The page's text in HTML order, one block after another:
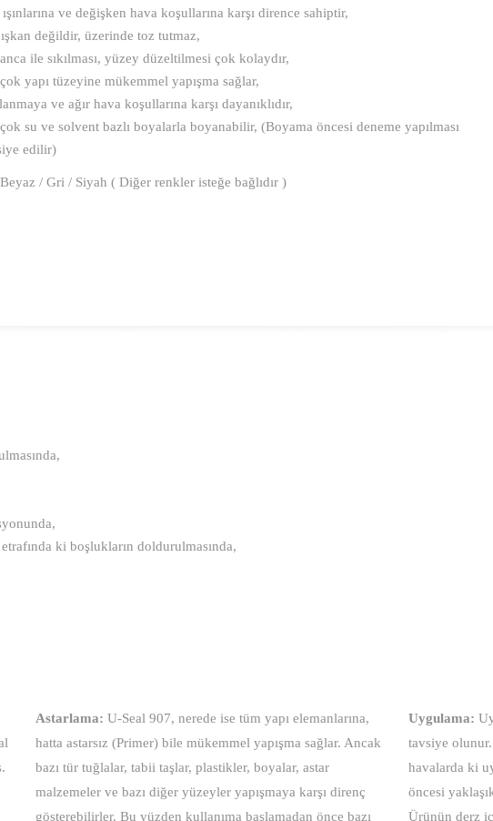
ve değişken hava koşullarına karşı dirence sahiptir,
değildir, üzerinde toz tutmaz,
ile sıkılması, yüzey düzeltilmesi çok kolaydır,
yapı tüzeyine mükemmel yapışma sağlar,
ve ağır hava koşullarına karşı dayanıklıdır,
su ve solvent bazlı boyalarla boyanabilir, (Boyama öncesi deneme yapılması
edilir)
Beyaz / Gri / Siyah ( Diğer renkler isteğe bağlıdır )
ki boşlukların doldurulmasında,
Astarlama: U-Seal 907, nerede ise tüm yapı elemanlarına,
hatta astarsız (Primer) bile mükemmel yapışma sağlar. Ancak
bazı tür tuğlalar, tabii taşlar, plastikler, boyalar, astar
malzemeler ve bazı diğer yüzeyler yapışmaya karşı direnç
gösterebilirler. Bu yüzden kullanıma başlamadan önce bazı
Uygulama:
tavsiye
havalarda ki
öncesi
Ürünün derz